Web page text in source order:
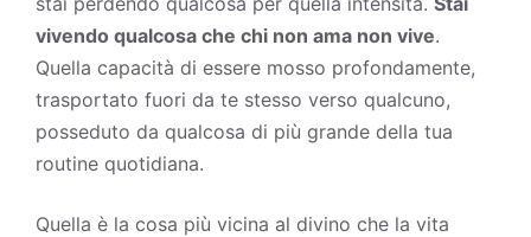
vivendo qualcosa che chi non ama non vive.
Quella capacità di essere mosso profondamente,
trasportato fuori da te stesso verso qualcuno,
posseduto da qualcosa di più grande della tua
routine quotidiana.
Quella è la cosa più vicina al divino che la vita